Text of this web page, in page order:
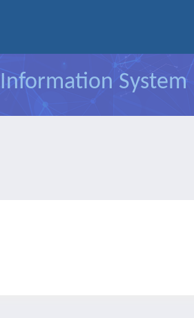
System